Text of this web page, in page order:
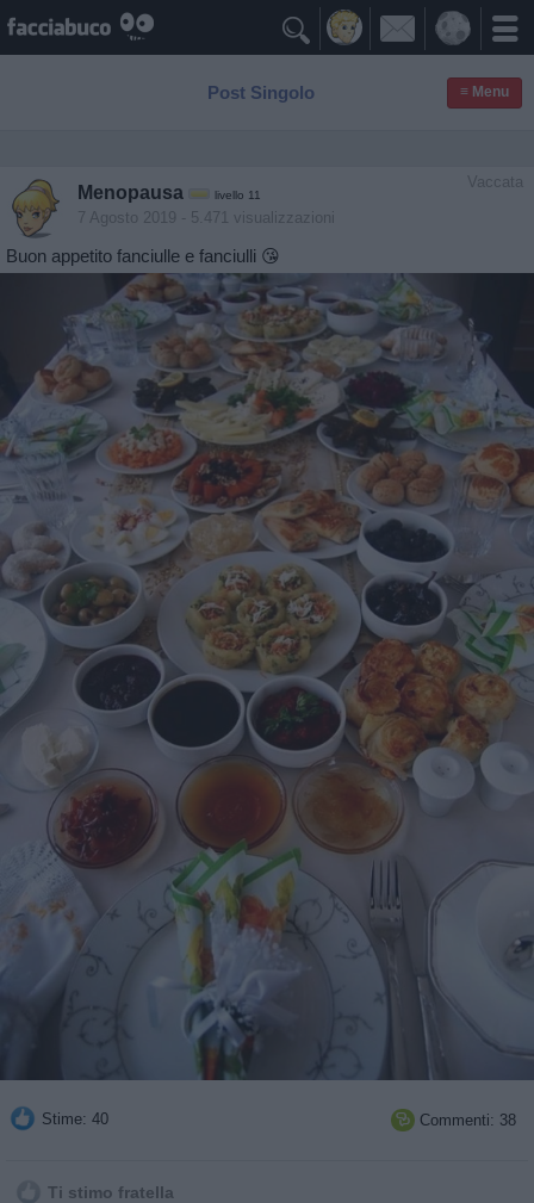

Post Singolo ≡ Menu
Vaccata
Menopausa livello 11
7 Agosto 2019 - 5.471 visualizzazioni
Buon appetito fanciulle e fanciulli 😘
Stime: 40  Commenti: 38
Ti stimo fratella